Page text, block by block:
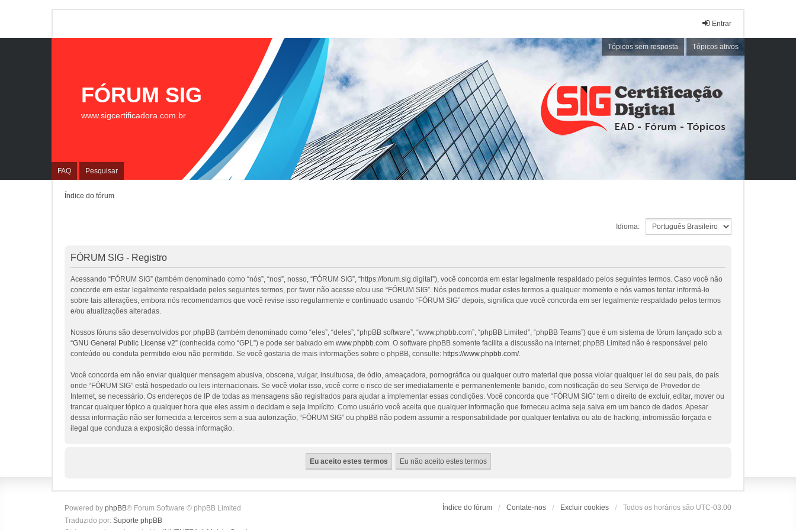
Entrar
Tópicos sem resposta Tópicos ativos
FAQ Pesquisar
FÓRUM SIG
www.sigcertificadora.com.br
Índice do fórum
Idioma:
FÓRUM SIG - Registro
Acessando “FÓRUM SIG” (também denominado como “nós”, “nos”, nosso, “FÓRUM SIG”, “https://forum.sig.digital”), você concorda em estar legalmente respaldado pelos seguintes termos. Caso você não
concorde em estar legalmente respaldado pelos seguintes termos, por favor não acesse e/ou use “FÓRUM SIG”. Nós podemos mudar estes termos a qualquer momento e nós vamos tentar informá-lo
sobre tais alterações, embora nós recomendamos que você revise isso regularmente e continuado usando “FÓRUM SIG” depois, significa que você concorda em ser legalmente respaldado pelos termos
e/ou atualizações alteradas.
Nossos fóruns são desenvolvidos por phpBB (também denominado como “eles”, “deles”, “phpBB software”, “www.phpbb.com”, “phpBB Limited”, “phpBB Teams”) que é um sistema de fórum lançado sob a
“GNU General Public License v2” (conhecida como “GPL”) e pode ser baixado em www.phpbb.com. O software phpBB somente facilita a discussão na internet; phpBB Limited não é responsável pelo
conteúdo ou conduta permitido e/ou não permitido. Se você gostaria de mais informações sobre o phpBB, consulte: https://www.phpbb.com/.
Você concorda em não enviar qualquer mensagem abusiva, obscena, vulgar, insultuosa, de ódio, ameaçadora, pornográfica ou qualquer outro material que possa violar qualquer lei do seu país, do país
onde “FÓRUM SIG” está hospedado ou leis internacionais. Se você violar isso, você corre o risco de ser imediatamente e permanentemente banido, com notificação do seu Serviço de Provedor de
Internet, se necessário. Os endereços de IP de todas as mensagens são registrados para ajudar a implementar essas condições. Você concorda que “FÓRUM SIG” tem o direito de excluir, editar, mover ou
trancar qualquer tópico a qualquer hora que eles assim o decidam e seja implícito. Como usuário você aceita que qualquer informação que forneceu acima seja salva em um banco de dados. Apesar
dessa informação não ser fornecida a terceiros sem a sua autorização, “FÓRUM SIG” ou phpBB não podem assumir a responsabilidade por qualquer tentativa ou ato de hacking, intromissão forçada e
ilegal que conduza a exposição dessa informação.
Índice do fórum Contate-nos Excluir cookies Todos os horários são UTC-03:00
Powered by phpBB® Forum Software © phpBB Limited
Traduzido por: Suporte phpBB